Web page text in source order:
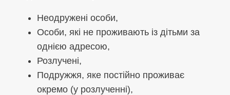
Неодружені особи,
Особи, які не проживають із дітьми за
однією адресою,
Розлучені,
Подружжя, яке постійно проживає
окремо (у розлученні),